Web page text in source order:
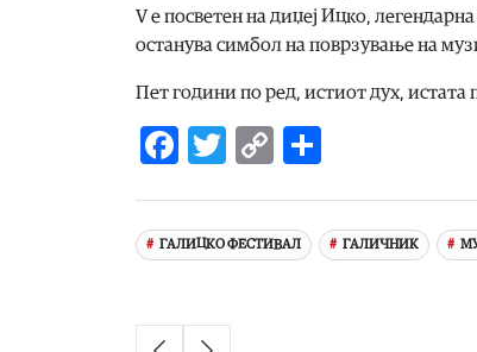
V е посветен на диџеј Ицко,
останува симбол на поврзување на
Пет години по ред, истиот дух, истата
Facebook
Twitter
Copy
ГАЛИЦКО ФЕСТИВАЛ ГАЛИЧНИК